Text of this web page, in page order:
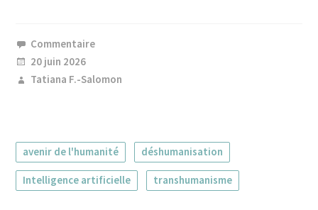
Commentaire
20 juin 2026
Tatiana F.-Salomon
avenir de l'humanité déshumanisation
Intelligence artificielle transhumanisme